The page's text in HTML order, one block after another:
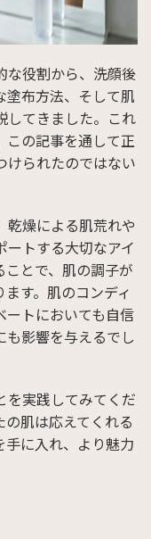
な役割から、洗顔後
塗布方法、そして肌
してきました。これ
この記事を通して正
けられたのではない
乾燥による肌荒れや
ートする大切なアイ
とで、肌の調子が
す。肌のコンディ
ートにおいても自信
影響を与えるでし
を実践してみてくだ
肌は応えてくれる
手に入れ、より魅力